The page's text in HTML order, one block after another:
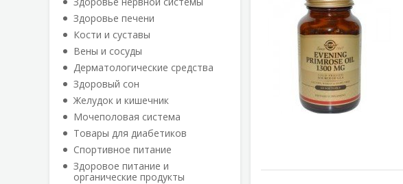
Здоровье печени
Кости и суставы
Вены и сосуды
Дерматологические средства
Здоровый сон
Желудок и кишечник
Мочеполовая система
Товары для диабетиков
Спортивное питание
Здоровое питание и
органические продукты